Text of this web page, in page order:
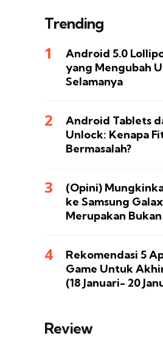
Trending
Android 5.0
yang Mengubah
Selamanya
Android Tablets
Unlock: Kenapa
Bermasalah?
(Opini)
ke Samsung
Merupakan
Rekomendasi 5
Game Untuk
(18 Januari- 20
Review